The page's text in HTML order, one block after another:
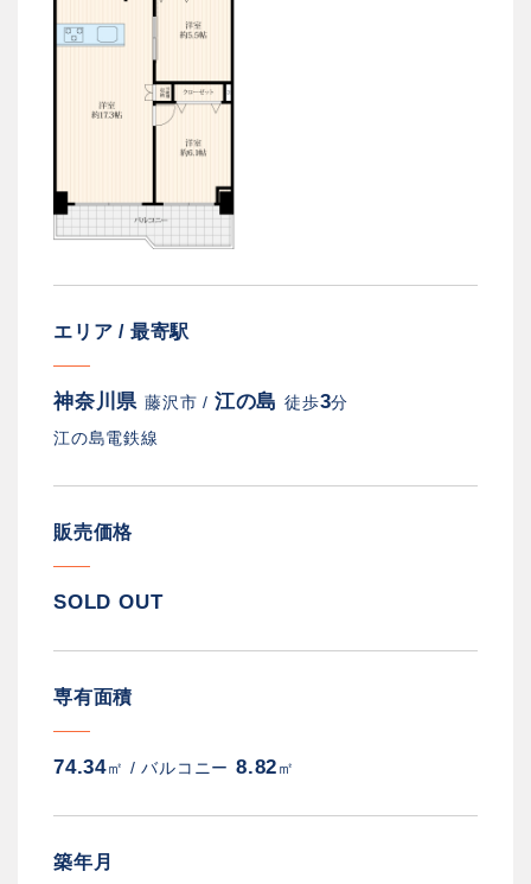
エリア / 最寄駅
神奈川県 藤沢市 / 江の島徒歩3分
江の島電鉄線
販売価格
SOLD OUT
専有面積
74.34㎡ /バルコニー 8.82㎡
築年月